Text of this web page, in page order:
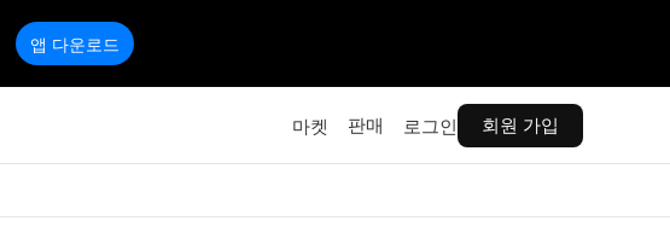
앱 다운로드
마켓 판매 로그인 회원 가입